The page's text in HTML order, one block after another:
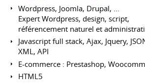
Wordpress, Joomla, Drupal, ...
Expert Wordpress, design, script,
référencement naturel et
Javascript full stack, Ajax, Jquery,
XML, API
E-commerce : Prestashop,
HTML5